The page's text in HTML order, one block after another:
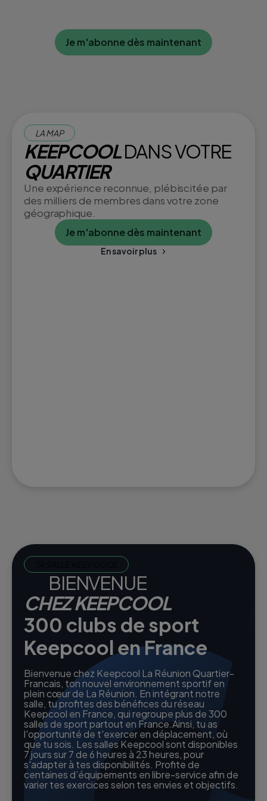
Je m'abonne dès maintenant
LA MAP
KEEPCOOLDANS VOTRE
QUARTIER
Une expérience reconnue, plébiscitée par
des milliers de membres dans votre zone
géographique.
Je m'abonne dès maintenant
En savoir plus
BIENVENUE
CHEZ KEEPCOOL
300 clubs de sport
Keepcool en France
Bienvenue chez Keepcool La Réunion Quartier-
Francais, ton nouvel environnement sportif en
plein cœur de La Réunion. En intégrant notre
salle, tu profites des bénéfices du réseau
Keepcool en France, qui regroupe plus de 300
salles de sport partout en France.Ainsi, tu as
l'opportunité de t'exercer en déplacement, où
que tu sois. Les salles Keepcool sont disponibles
7 jours sur 7 de 6 heures à 23 heures, pour
s'adapter à tes disponibilités. Profite de
centaines d’équipements en libre-service afin de
varier tes exercices selon tes envies et objectifs.